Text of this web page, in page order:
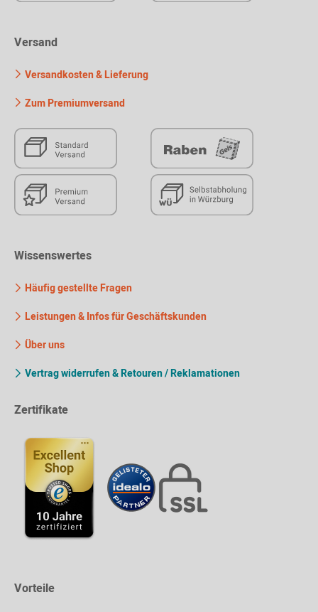
Versand
Versandkosten & Lieferung
Zum Premiumversand
Wissenswertes
Häufig gestellte Fragen
Leistungen & Infos für Geschäftskunden
Über uns
Vertrag widerrufen & Retouren / Reklamationen
Zertifikate
Vorteile